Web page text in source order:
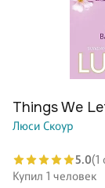
Things We
Люси Скоур
5.0(1
Купил 1 человек